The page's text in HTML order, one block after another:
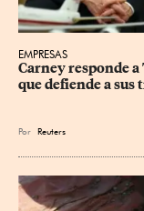
EMPRESAS
Carney responde
que defiende a sus
Por Reuters